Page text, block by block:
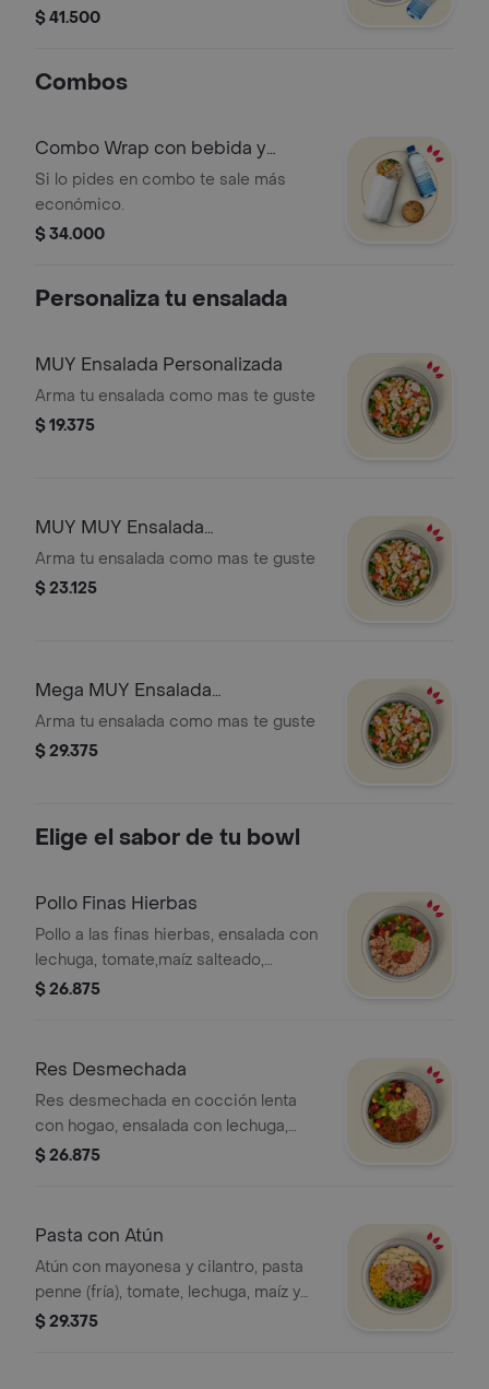
huevo y arroz integral. Acompañado
$ 41.500
Combos
Combo Wrap con bebida y
postre
Si lo pides en combo te sale más
económico.
$ 34.000
Personaliza tu ensalada
MUY Ensalada Personalizada
Arma tu ensalada como mas te guste
$ 19.375
MUY MUY Ensalada
Personalizada
Arma tu ensalada como mas te guste
$ 23.125
Mega MUY Ensalada
Personalizada
Arma tu ensalada como mas te guste
$ 29.375
Elige el sabor de tu bowl
Pollo Finas Hierbas
Pollo a las finas hierbas, ensalada con
lechuga, tomate,maíz salteado,
guacamole, pico de gallo salsa MUY y
$ 26.875
Res Desmechada
Res desmechada en cocción lenta
con hogao, ensalada con lechuga,
tomate,maíz salteado, guacamole,
adicional.
$ 26.875
Pasta con Atún
Atún con mayonesa y cilantro, pasta
penne (fría), tomate, lechuga, maíz y
guacamole. *La bebida tiene un costo
$ 29.375